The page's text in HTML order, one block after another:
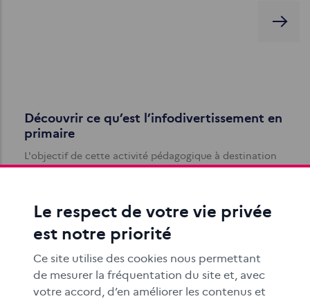
Découvrir ce qu’est l’infodivertissement en
primaire
L'objectif de cette activité pédagogique à destination
des élèves de CM1-CM2 est d'identifier les différences
Le respect de votre vie privée
est notre priorité
Ce site utilise des cookies nous permettant
de mesurer la fréquentation du site et, avec
votre accord, d’en améliorer les contenus et